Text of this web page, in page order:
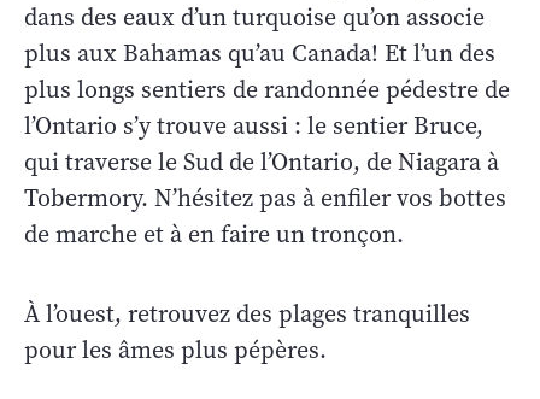
dans des eaux d’un turquoise qu’on associe
plus aux Bahamas qu’au Canada! Et l’un des
plus longs sentiers de randonnée pédestre de
l’Ontario s’y trouve aussi : le sentier Bruce,
qui traverse le Sud de l’Ontario, de Niagara à
Tobermory. N’hésitez pas à enfiler vos bottes
de marche et à en faire un tronçon.
À l’ouest, retrouvez des plages tranquilles
pour les âmes plus pépères.